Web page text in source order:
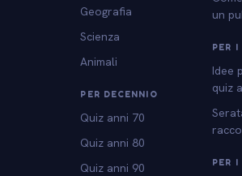
Geografia
Scienza
Animali
PER DECENNIO
Quiz anni 70
Quiz anni 80
Quiz anni 90
un
PER
Idee
quiz
PER I